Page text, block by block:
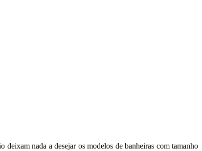
nada a desejar os modelos de banheiras com tamanho